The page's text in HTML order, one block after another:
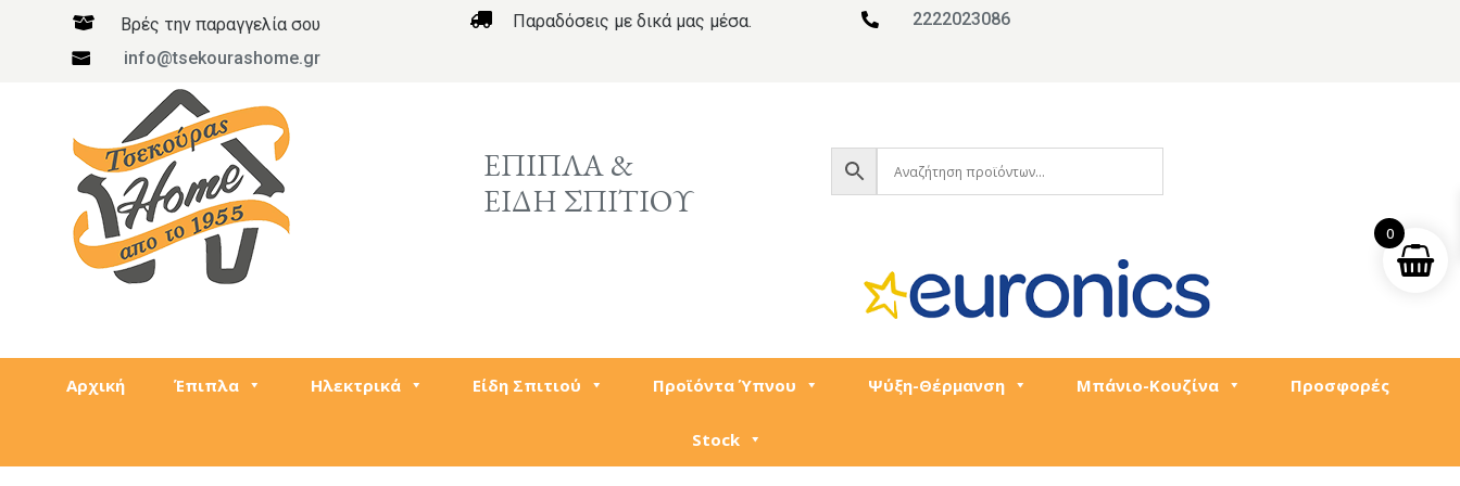
 Βρές την παραγγελία σου  Παραδόσεις με δικά μας μέσα.  2222023086
 info@tsekourashome.gr
ΕΠΙΠΛΑ &
ΕΙΔΗ ΣΠΙΤΙΟΥ
Αρχική Έπιπλα Ηλεκτρικά Είδη Σπιτιού Προϊόντα Ύπνου Ψύξη-Θέρμανση Μπάνιο-Κουζίνα Προσφορές
Stock
0